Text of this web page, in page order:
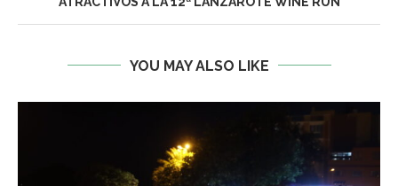
YOU MAY ALSO LIKE